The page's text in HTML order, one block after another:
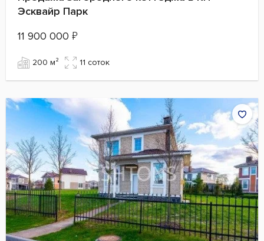
Эсквайр Парк
11 900 000 ₽
200 м² 11 cоток